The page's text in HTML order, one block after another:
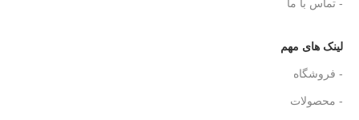
- تماس با ما
لینک های مهم
- فروشگاه
- محصولات